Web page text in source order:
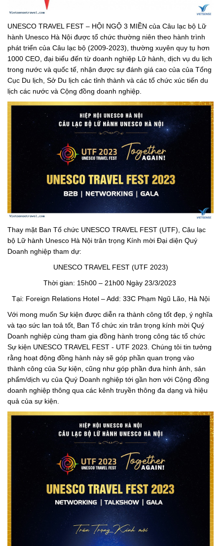
UNESCO TRAVEL FEST – HỘI NGỘ 3 MIỀN của Câu lạc bộ Lữ
hành Unesco Hà Nội được tổ chức thường niên theo hành trình
phát triển của Câu lạc bộ (2009-2023), thường xuyên quy tụ hơn
1000 CEO, đại biểu đến từ doanh nghiệp Lữ hành, dịch vụ du lịch
trong nước và quốc tế, nhận được sự đánh giá cao của của Tổng
Cục Du lịch, Sở Du lịch các tỉnh thành và các tổ chức xúc tiến du
lịch các nước và Cộng đồng doanh nghiệp.
Thay mặt Ban Tổ chức UNESCO TRAVEL FEST (UTF), Câu lạc
bộ Lữ hành Unesco Hà Nội trân trọng Kính mời Đại diện Quý
Doanh nghiệp tham dự:
UNESCO TRAVEL FEST (UTF 2023)
Thời gian: 15h00 – 21h00 Ngày 23/3/2023
Tại: Foreign Relations Hotel – Add: 33C Phạm Ngũ Lão, Hà Nội
Với mong muốn Sự kiện được diễn ra thành công tốt đẹp, ý nghĩa
và tạo sức lan toả tốt, Ban Tổ chức xin trân trọng kính mời Quý
Doanh nghiệp cùng tham gia đồng hành trong công tác tổ chức
Sự kiện UNESCO TRAVEL FEST - UTF 2023. Chúng tôi tin tưởng
rằng hoạt động đồng hành này sẽ góp phần quan trọng vào
thành công của Sự kiện, cũng như góp phần đưa hình ảnh, sản
phẩm/dịch vụ của Quý Doanh nghiệp tới gần hơn với Cộng đồng
doanh nghiệp thông qua các kênh truyền thông đa dạng và hiệu
quả của sự kiện.